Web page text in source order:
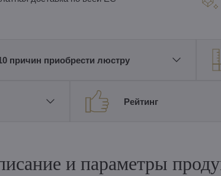
причин приобрести люстру
Рейтинг
и параметры